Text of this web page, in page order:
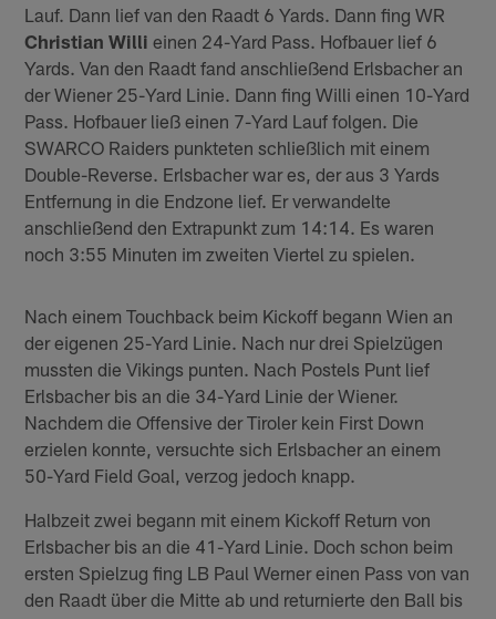
Lauf. Dann lief van den Raadt 6 Yards. Dann fing WR
Christian Willi einen 24-Yard Pass. Hofbauer lief 6
Yards. Van den Raadt fand anschließend Erlsbacher an
der Wiener 25-Yard Linie. Dann fing Willi einen 10-Yard
Pass. Hofbauer ließ einen 7-Yard Lauf folgen. Die
SWARCO Raiders punkteten schließlich mit einem
Double-Reverse. Erlsbacher war es, der aus 3 Yards
Entfernung in die Endzone lief. Er verwandelte
anschließend den Extrapunkt zum 14:14. Es waren
noch 3:55 Minuten im zweiten Viertel zu spielen.
Nach einem Touchback beim Kickoff begann Wien an
der eigenen 25-Yard Linie. Nach nur drei Spielzügen
mussten die Vikings punten. Nach Postels Punt lief
Erlsbacher bis an die 34-Yard Linie der Wiener.
Nachdem die Offensive der Tiroler kein First Down
erzielen konnte, versuchte sich Erlsbacher an einem
50-Yard Field Goal, verzog jedoch knapp.
Halbzeit zwei begann mit einem Kickoff Return von
Erlsbacher bis an die 41-Yard Linie. Doch schon beim
ersten Spielzug fing LB Paul Werner einen Pass von van
den Raadt über die Mitte ab und returnierte den Ball bis